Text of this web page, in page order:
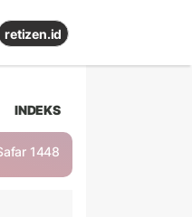
retizen.id
INDEKS
1448